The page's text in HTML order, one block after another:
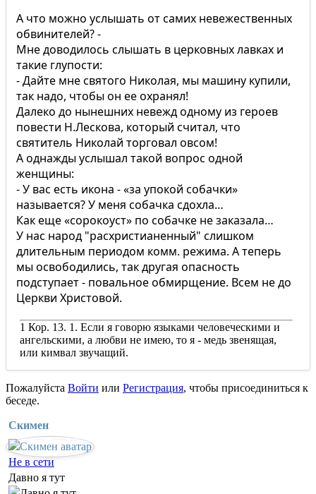
А что можно услышать от самих невежественных
обвинителей? -
Мне доводилось слышать в церковных лавках и
такие глупости:
- Дайте мне святого Николая, мы машину купили,
так надо, чтобы он ее охранял!
Далеко до нынешних невежд одному из героев
повести Н.Лескова, который считал, что
святитель Николай торговал овсом!
А однажды услышал такой вопрос одной
женщины:
- У вас есть икона - «за упокой собачки»
называется? У меня собачка сдохла…
Как еще «сорокоуст» по собачке не заказала…
У нас народ "расхристианенный" слишком
длительным периодом комм. режима. А теперь
мы освободились, так другая опасность
подступает - повальное обмирщение. Всем не до
Церкви Христовой.
1 Кор. 13. 1. Если я говорю языками человеческими и
ангельскими, а любви не имею, то я - медь звенящая,
или кимвал звучащий.
Пожалуйста Войти или Регистрация, чтобы присоединиться к
беседе.
Скимен
Не в сети
Давно я тут